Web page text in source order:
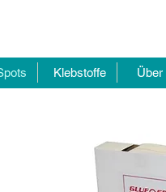
Klebstoffe Über